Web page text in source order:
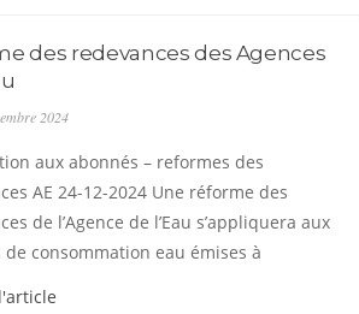
des redevances des Agences
2024
aux abonnés – reformes des
AE 24-12-2024 Une réforme des
de l’Agence de l’Eau s’appliquera aux
consommation eau émises à